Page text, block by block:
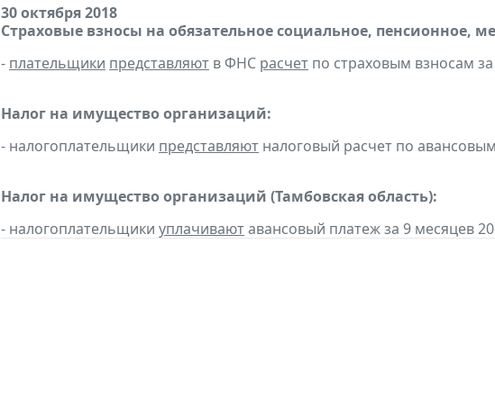
30 октября 2018
Страховые взносы на обязательное социальное, пенсионное,
- плательщики представляют в ФНС расчет по страховым взносам за
Налог на имущество организаций:
- налогоплательщики представляют налоговый расчет по
Налог на имущество организаций (Тамбовская область):
- налогоплательщики уплачиваютавансовый платеж за 9 месяцев